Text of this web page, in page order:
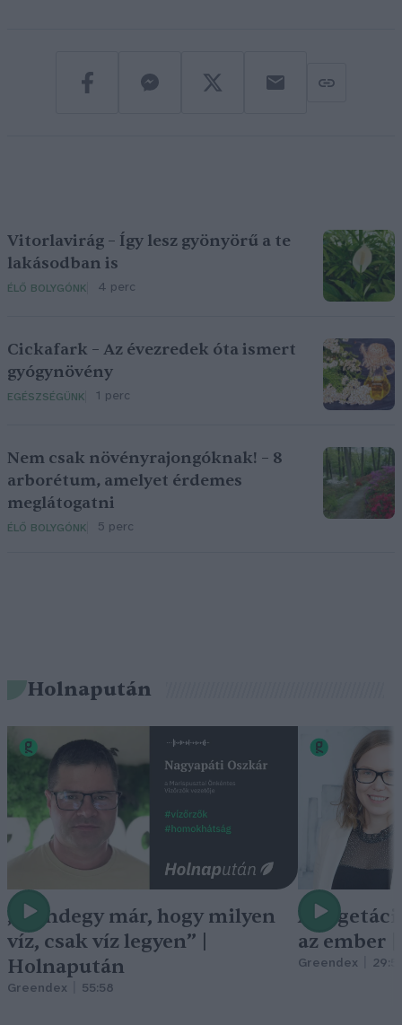
Vitorlavirág – Így lesz gyönyörű a te
lakásodban is
ÉLŐ BOLYGÓNK 4 perc
Cickafark – Az évezredek óta ismert
gyógynövény
EGÉSZSÉGÜNK 1 perc
Nem csak növényrajongóknak! – 8
arborétum, amelyet érdemes
meglátogatni
ÉLŐ BOLYGÓNK 5 perc
Holnapután
„Mindegy már, hogy milyen
víz, csak víz legyen” |
Holnapután
Greendex 55:58
A
az ember
Greendex